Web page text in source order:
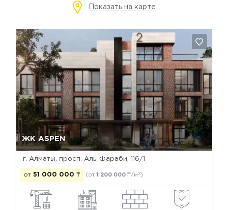
Показать на карте
ЖК ASPEN
г. Алматы, просп. Аль-Фараби, 116/1
от 51 000 000 ₸ (от 1 200 000 ₸/м 2)
Отмена